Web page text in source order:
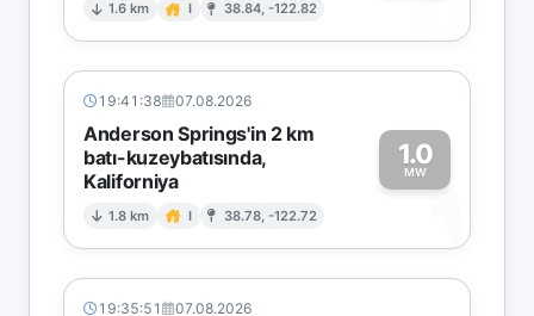
1.6 km I 38.84, -122.82
19:41:38 07.08.2026
Anderson Springs'in 2 km
batı-kuzeybatısında,
Kaliforniya
1.8 km I 38.78, -122.72
1.0
MW
1
19:35:51 07.08.2026